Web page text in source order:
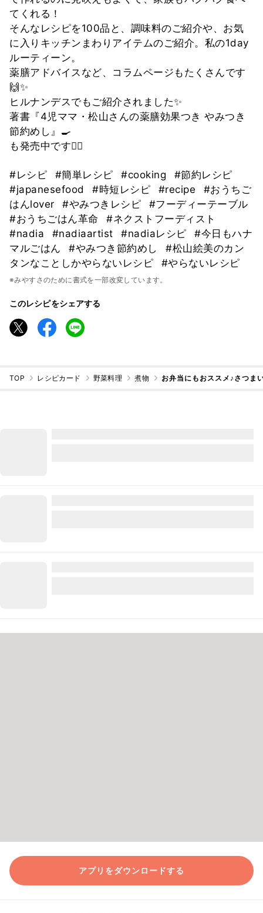
てくれる！
そんなレシピを100品と、調味料のご紹介や、お気
に入りキッチンまわりアイテムのご紹介。私の1day
ルーティーン。
薬膳アドバイスなど、コラムページもたくさんです
🙌✨
ヒルナンデスでもご紹介されました✨
著書『4児ママ・松山さんの薬膳効果つき やみつき
節約めし』🍳
も発売中です🙇‍♀️
#レシピ #簡単レシピ #cooking
#節約レシピ
#japanesefood
#時短レシピ #recipe
#おうちご
はんlover
#やみつきレシピ
#フーディーテーブル
#おうちごはん革命
#ネクストフーディスト
#nadia
#nadiaartist #nadiaレシピ
#今日もハナ
マルごはん
#やみつき節約めし
#松山絵美のカン
タンなことしかやらないレシピ
#やらないレシピ
※みやすさのために書式を一部改変しています。
このレシピをシェアする
TOP レシピカード 野菜料理 煮物 お弁当にもおススメ♪さつま
アプリをダウンロードする